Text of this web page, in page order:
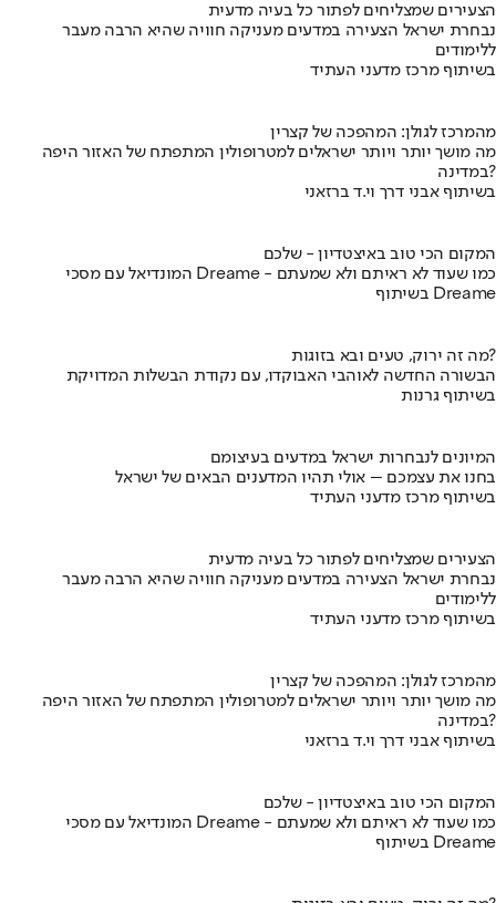
הצעירים שמצליחים לפתור כל בעיה מדעית
נבחרת ישראל הצעירה במדעים מעניקה חוויה שהיא הרבה מעבר
ללימודים
בשיתוף מרכז מדעני העתיד
מהמרכז לגולן: המהפכה של קצרין
מה מושך יותר ויותר ישראלים למטרופולין המתפתח של האזור היפה
במדינה?
בשיתוף אבני דרך וי.ד ברזאני
המקום הכי טוב באיצטדיון - שלכם
המונדיאל עם מסכי Dreame - כמו שעוד לא ראיתם ולא שמעתם
בשיתוף Dreame
מה זה ירוק, טעים ובא בזוגות?
הבשורה החדשה לאוהבי האבוקדו, עם נקודת הבשלות המדויקת
בשיתוף גרנות
המיונים לנבחרות ישראל במדעים בעיצומם
בחנו את עצמכם – אולי תהיו המדענים הבאים של ישראל
בשיתוף מרכז מדעני העתיד
הצעירים שמצליחים לפתור כל בעיה מדעית
נבחרת ישראל הצעירה במדעים מעניקה חוויה שהיא הרבה מעבר
ללימודים
בשיתוף מרכז מדעני העתיד
מהמרכז לגולן: המהפכה של קצרין
מה מושך יותר ויותר ישראלים למטרופולין המתפתח של האזור היפה
במדינה?
בשיתוף אבני דרך וי.ד ברזאני
המקום הכי טוב באיצטדיון - שלכם
המונדיאל עם מסכי Dreame - כמו שעוד לא ראיתם ולא שמעתם
בשיתוף Dreame